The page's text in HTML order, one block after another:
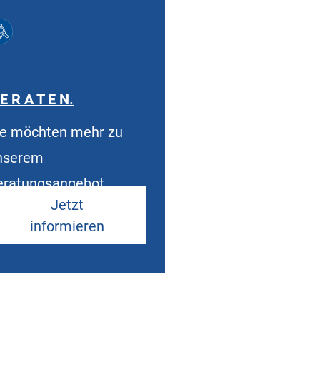
R A T E N.
möchten mehr zu
Jetzt
informieren